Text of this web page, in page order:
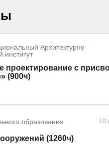
Архитектурно-
институт
проектирование с
(900ч)
образования 10
(1260ч)